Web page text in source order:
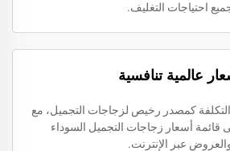
احتياجات التغليف.
عالمية تنافسية
كمصدر رخيص لزجاجات التجميل، مع
قائمة أسعار زجاجات التجميل السوداء
عبر الإنترنت.